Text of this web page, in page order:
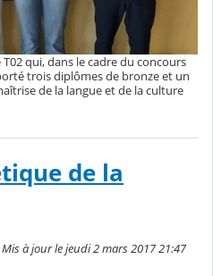
qui, dans le cadre du concours
trois diplômes de bronze et un
de la langue et de la culture
de la
à jour le jeudi 2 mars 2017 21:47